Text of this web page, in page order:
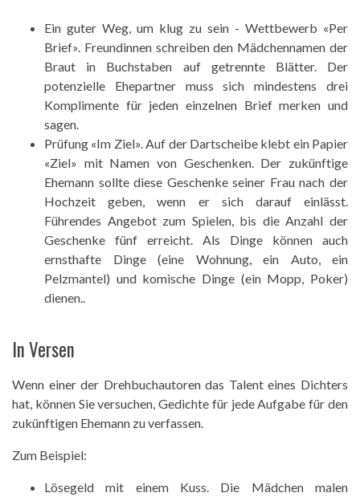
Ein guter Weg, um klug zu sein - Wettbewerb «Per
Brief». Freundinnen schreiben den Mädchennamen der
Braut in Buchstaben auf getrennte Blätter. Der
potenzielle Ehepartner muss sich mindestens drei
Komplimente für jeden einzelnen Brief merken und
sagen.
Prüfung «Im Ziel». Auf der Dartscheibe klebt ein Papier
«Ziel» mit Namen von Geschenken. Der zukünftige
Ehemann sollte diese Geschenke seiner Frau nach der
Hochzeit geben, wenn er sich darauf einlässt.
Führendes Angebot zum Spielen, bis die Anzahl der
Geschenke fünf erreicht. Als Dinge können auch
ernsthafte Dinge (eine Wohnung, ein Auto, ein
Pelzmantel) und komische Dinge (ein Mopp, Poker)
dienen..
In Versen
Wenn einer der Drehbuchautoren das Talent eines Dichters
hat, können Sie versuchen, Gedichte für jede Aufgabe für den
zukünftigen Ehemann zu verfassen.
Zum Beispiel:
Lösegeld mit einem Kuss. Die Mädchen malen